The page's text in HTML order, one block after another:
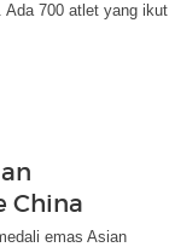
Ada 700 atlet yang ikut
China
emas Asian